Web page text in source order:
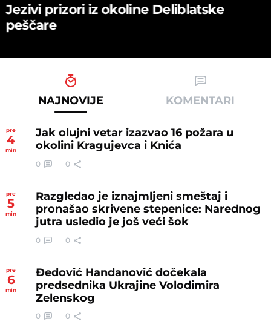
Jezivi prizori iz okoline Deliblatske
peščare
NAJNOVIJE KOMENTARI
pre
4
min
Jak olujni vetar izazvao 16 požara u
okolini Kragujevca i Knića
0 0
pre
5
min
Razgledao je iznajmljeni smeštaj i
pronašao skrivene stepenice: Narednog
jutra usledio je još veći šok
0 0
pre
6
min
Đedović Handanović dočekala
predsednika Ukrajine Volodimira
Zelenskog
0 0